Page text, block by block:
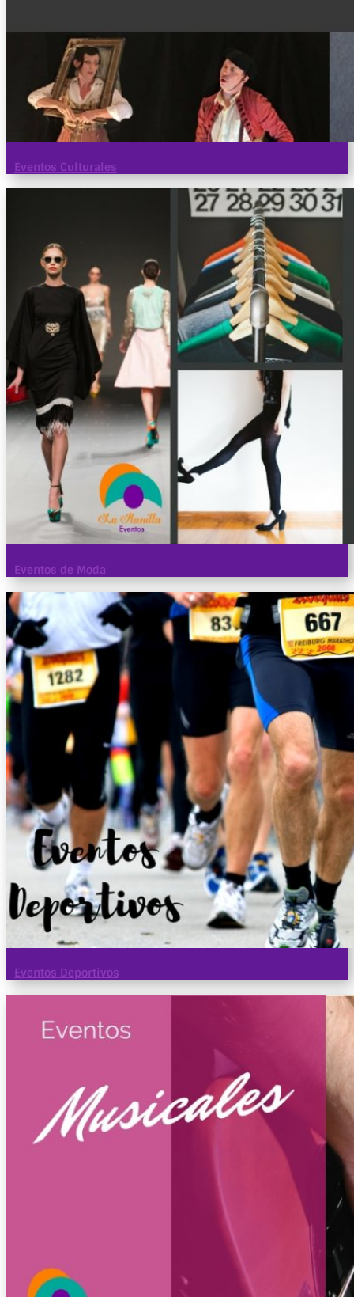
Eventos Culturales
Eventos de Moda
Eventos Deportivos